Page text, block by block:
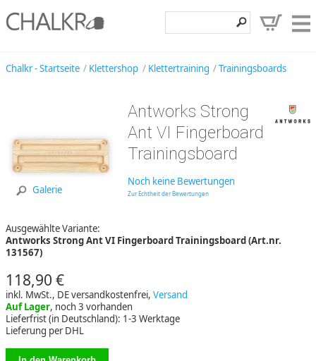
Klettershop
Entdecken
Hilfe, Kontakt
Chalkr - Startseite Klettershop Klettertraining Trainingsboards
Galerie
Antworks Strong
Ant VI Fingerboard
Trainingsboard
Noch keine Bewertungen
Zur Echtheit der Bewertungen
Ausgewählte Variante:
Antworks Strong Ant VI Fingerboard Trainingsboard (Art.nr.
131567)
118,90 €
inkl. MwSt., DE versandkostenfrei, Versand
Auf Lager, noch 3 vorhanden
Lieferfrist (in Deutschland): 1-3 Werktage
Lieferung per DHL